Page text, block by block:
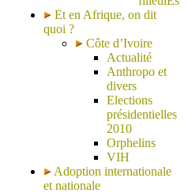
Et en Afrique, on dit
quoi ?
Côte d’Ivoire
Actualité
Anthropo et
divers
Elections
présidentielles
2010
Orphelins
VIH
Adoption internationale
et nationale